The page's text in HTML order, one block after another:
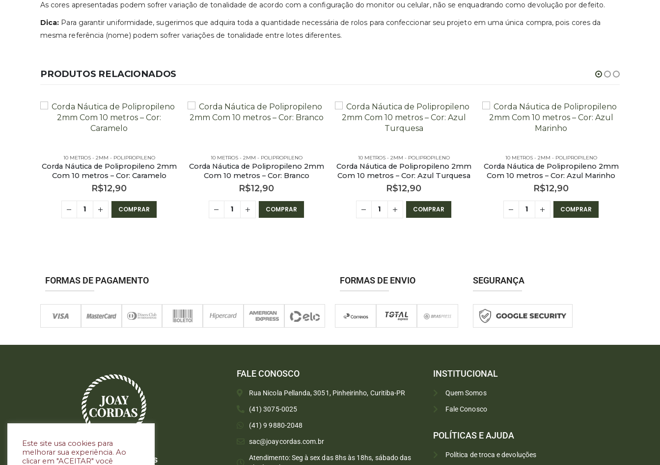
As cores apresentadas podem sofrer variação de tonalidade de acordo com a configuração do monitor ou celular, não se enquadrando como devolução por defeito.
Dica: Para garantir uniformidade, sugerimos que adquira toda a quantidade necessária de rolos para confeccionar seu projeto em uma única compra, pois cores da
mesma referência (nome) podem sofrer variações de tonalidade entre lotes diferentes.
PRODUTOS RELACIONADOS
10 METROS - 2MM - POLIPROPILENO
Corda Náutica de Polipropileno 2mm
Com 10 metros – Cor: Caramelo
R$12,90
COMPRAR
10 METROS - 2MM - POLIPROPILENO
Corda Náutica de Polipropileno 2mm
Com 10 metros – Cor: Branco
R$12,90
COMPRAR
10 METROS - 2MM - POLIPROPILENO
Corda Náutica de Polipropileno 2mm
Com 10 metros – Cor: Azul Turquesa
R$12,90
COMPRAR
10 METROS - 2MM - POLIPROPILENO
Corda Náutica de Polipropileno 2mm
Com 10 metros – Cor: Azul Marinho
R$12,90
COMPRAR
FORMAS DE PAGAMENTO FORMAS DE ENVIO SEGURANÇA
Siga nas redes sociais
FALE CONOSCO
Rua Nicola Pellanda, 3051, Pinheirinho, Curitiba-PR
(41) 3075-0025
(41) 9 9880-2048
sac@joaycordas.com.br
Atendimento: Seg à sex das 8hs às 18hs, sábado das
INSTITUCIONAL
Quem Somos
Fale Conosco
POLÍTICAS E AJUDA
Política de troca e devoluções
Este site usa cookies para
melhorar sua experiência. Ao
clicar em "ACEITAR" você